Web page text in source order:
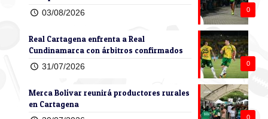
0
03/08/2026
0
Real Cartagena enfrenta a Real
Cundinamarca con árbitros confirmados
31/07/2026
0
Merca Bolívar reunirá productores rurales
en Cartagena